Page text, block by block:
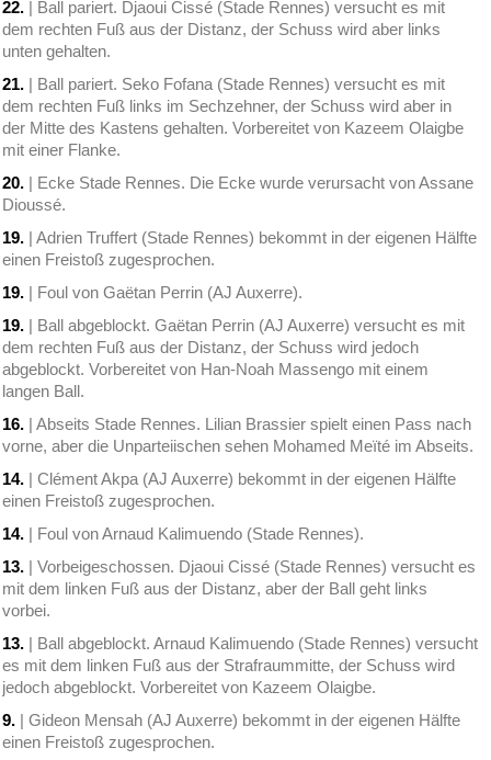
22. | Ball pariert. Djaoui Cissé (Stade Rennes) versucht es mit
dem rechten Fuß aus der Distanz, der Schuss wird aber links
unten gehalten.
21. | Ball pariert. Seko Fofana (Stade Rennes) versucht es mit
dem rechten Fuß links im Sechzehner, der Schuss wird aber in
der Mitte des Kastens gehalten. Vorbereitet von Kazeem Olaigbe
mit einer Flanke.
20. | Ecke Stade Rennes. Die Ecke wurde verursacht von Assane
Dioussé.
19. | Adrien Truffert (Stade Rennes) bekommt in der eigenen Hälfte
einen Freistoß zugesprochen.
19. | Foul von Gaëtan Perrin (AJ Auxerre).
19. | Ball abgeblockt. Gaëtan Perrin (AJ Auxerre) versucht es mit
dem rechten Fuß aus der Distanz, der Schuss wird jedoch
abgeblockt. Vorbereitet von Han-Noah Massengo mit einem
langen Ball.
16. | Abseits Stade Rennes. Lilian Brassier spielt einen Pass nach
vorne, aber die Unparteiischen sehen Mohamed Meïté im Abseits.
14. | Clément Akpa (AJ Auxerre) bekommt in der eigenen Hälfte
einen Freistoß zugesprochen.
14. | Foul von Arnaud Kalimuendo (Stade Rennes).
13. | Vorbeigeschossen. Djaoui Cissé (Stade Rennes) versucht es
mit dem linken Fuß aus der Distanz, aber der Ball geht links
vorbei.
13. | Ball abgeblockt. Arnaud Kalimuendo (Stade Rennes) versucht
es mit dem linken Fuß aus der Strafraummitte, der Schuss wird
jedoch abgeblockt. Vorbereitet von Kazeem Olaigbe.
9. | Gideon Mensah (AJ Auxerre) bekommt in der eigenen Hälfte
einen Freistoß zugesprochen.